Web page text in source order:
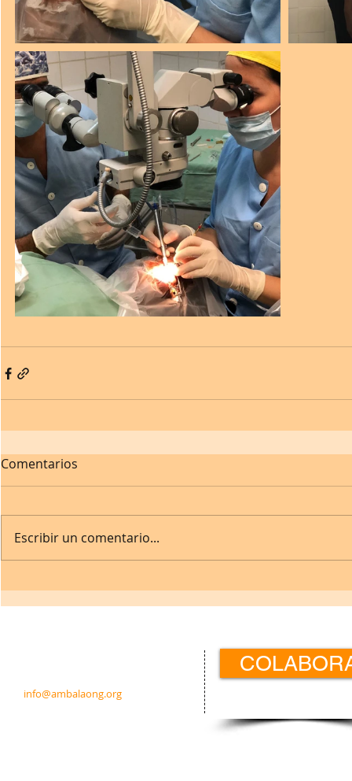
Comentarios
Escribir un comentario...
info@ambalaong.org